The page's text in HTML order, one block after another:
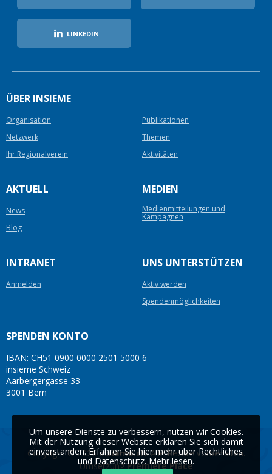
LINKEDIN
ÜBER INSIEME
Organisation
Publikationen
Netzwerk
Themen
Ihr Regionalverein
Aktivitäten
AKTUELL
News
Blog
MEDIEN
Medienmitteilungen und
Kampagnen
INTRANET
Anmelden
UNS UNTERSTÜTZEN
Aktiv werden
Spendenmöglichkeiten
SPENDEN KONTO
IBAN: CH51 0900 0000 2501 5000 6
insieme Schweiz
Aarbergergasse 33
3001 Bern
Copyright © 2026insieme.ch. Alle Rechte vorbehalten.
Umsetzung Première Place
Um unsere Dienste zu verbessern, nutzen wir Cookies.
Mit der Nutzung dieser Website erklären Sie sich damit
einverstanden. Erfahren Sie hier mehr über Rechtliches
und Datenschutz. Mehr lesen.